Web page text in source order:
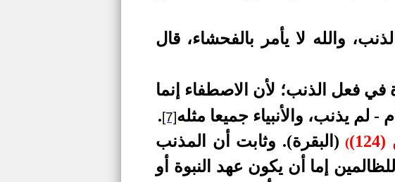
والله لا يأمر بالفحشاء، قال
فعل الذنب؛ لأن الاصطفاء إنما
لم يذنب، والأنبياء جميعا مثله[7]
.
((البقرة). وثابت أن المذنب
إما أن يكون عهد النبوة أو